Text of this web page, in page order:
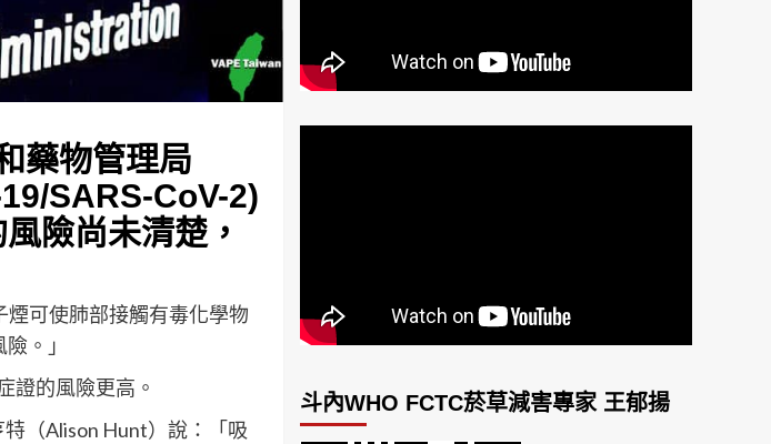
藥物管理局
SARS-CoV-2)
險尚未清楚，
可使肺部接觸有毒化學物
。」
證的風險更高。
（Alison Hunt）說：「吸
斗內WHO FCTC菸草減害專家 王郁揚